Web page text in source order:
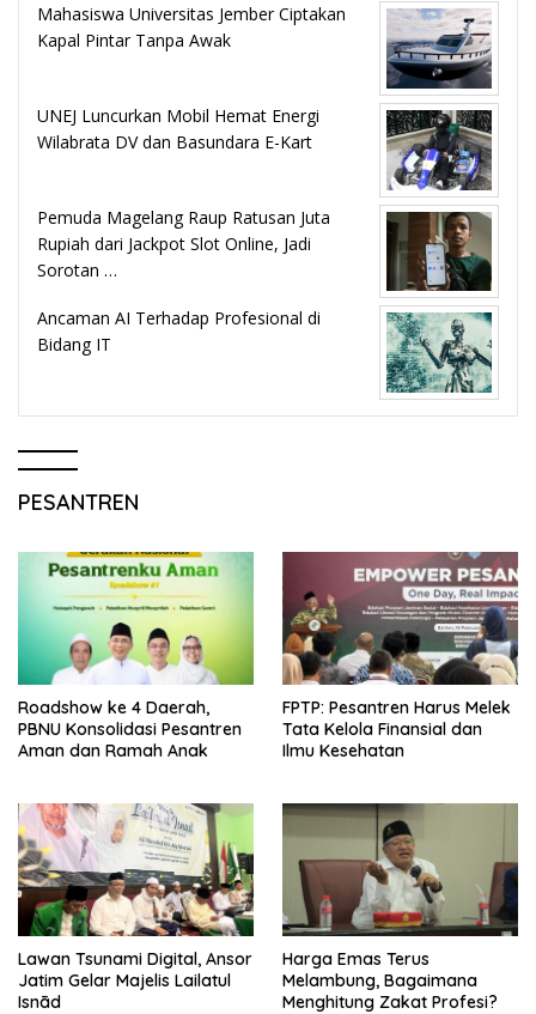
Mahasiswa Universitas Jember Ciptakan
Kapal Pintar Tanpa Awak
UNEJ Luncurkan Mobil Hemat Energi
Wilabrata DV dan Basundara E-Kart
Pemuda Magelang Raup Ratusan Juta
Rupiah dari Jackpot Slot Online, Jadi
Sorotan …
Ancaman AI Terhadap Profesional di
Bidang IT
PESANTREN
Roadshow ke 4 Daerah,
PBNU Konsolidasi Pesantren
Aman dan Ramah Anak
FPTP: Pesantren Harus Melek
Tata Kelola Finansial dan
Ilmu Kesehatan
Lawan Tsunami Digital, Ansor
Jatim Gelar Majelis Lailatul
Isnād
Harga Emas Terus
Melambung, Bagaimana
Menghitung Zakat Profesi?